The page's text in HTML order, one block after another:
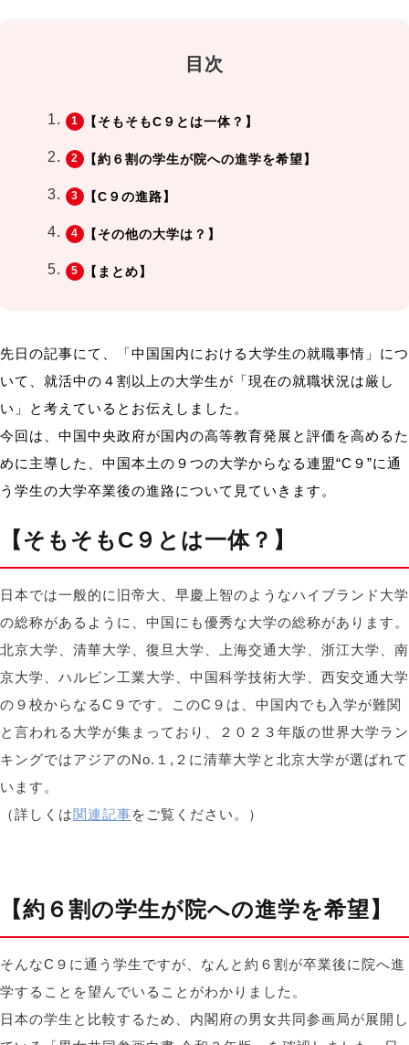
目次
【そもそもC９とは一体？】
【約６割の学生が院への進学を希望】
【C９の進路】
【その他の大学は？】
【まとめ】
先日の記事にて、「中国国内における大学生の就職事情」につ
いて、 就活中の４割以上の大学生が「現在の就職状況は厳し
い」と考えているとお伝えしました。
今回は、 中国中央政府が国内の高等教育発展と評価を高めるた
めに主導した、 中国本土の９つの大学からなる連盟“C９”に通
う学生の大学卒業後の進路について見ていきます。
【そもそもC９とは一体？】
日本では一般的に旧帝大、早慶上智のようなハイブランド大学
の総称があるように、中国にも優秀な大学の総称があります。
北京大学、清華大学、復旦大学、上海交通大学、浙江大学、南
京大学、ハルビン工業大学、中国科学技術大学、西安交通大学
の９校からなるC９です。このC９は、中国内でも入学が難関
と言われる大学が集まっており、２０２３年版の世界大学ラン
キングではアジアのNo.１,２に清華大学と北京大学が選ばれて
います。
（詳しくは関連記事をご覧ください。）
【約６割の学生が院への進学を希望】
そんなC９に通う学生ですが、なんと約６割が卒業後に院へ進
学することを望んでいることがわかりました。
日本の学生と比較するため、内閣府の男女共同参画局が展開し